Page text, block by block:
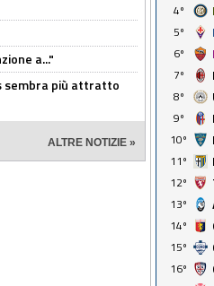
a..."
sembra più attratto
ALTRE NOTIZIE »
4º
5º
6º
7º
8º
9º
10º
11º
12º
13º
14º
15º
16º